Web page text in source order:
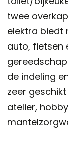
twee
elektra biedt
auto, fietsen
de indeling
zeer
atelier,